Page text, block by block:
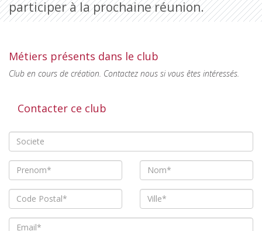
participer à la prochaine réunion.
Métiers présents dans le club
Club en cours de création. Contactez nous si vous êtes intéressés.
Contacter ce club